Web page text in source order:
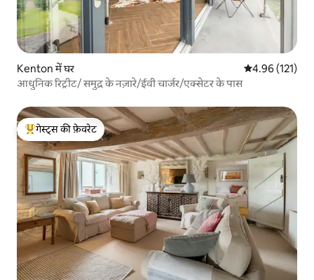
Kenton में घर औसत रेटिंग 5 में से
4.96 (121)
आधुनिक रिट्रीट/ समुद्र के नज़ारे/ईवी चार्जर/एक्सेटर के पास
गेस्ट्स का टॉप फ़ेवरेट
गेस्ट्स की फ़ेवरेट